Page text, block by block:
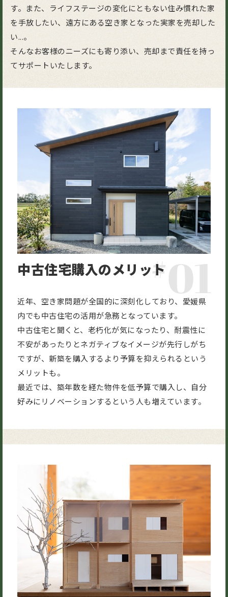
す。 また、ライフステージの変化にともない住み慣れた家
を手放したい、遠方にある空き家となった実家を売却した
い...。
そんなお客様のニーズにも寄り添い、売却まで責任を持っ
てサポートいたします。
中古住宅購入のメリット
近年、空き家問題が全国的に深刻化しており、愛媛県
内でも中古住宅の活用が急務となっています。
中古住宅と聞くと、老朽化が気になったり、耐震性に
不安があったりとネガティブなイメージが先行しがち
ですが、新築を購入するより予算を抑えられるという
メリットも。
最近では、築年数を経た物件を低予算で購入し、自分
好みにリノベーションするという人も増えています。